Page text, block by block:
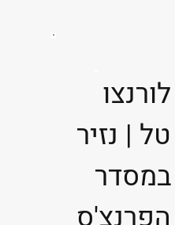
לורנצו
טל | נזיר
במסדר